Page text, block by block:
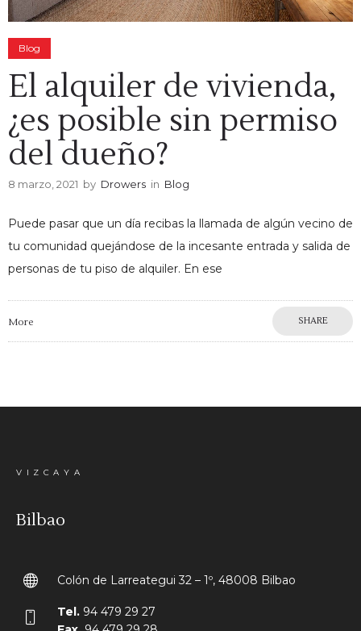
Blog
El alquiler de vivienda,
¿es posible sin permiso
del dueño?
8 marzo, 2021 by Drowers in Blog
Puede pasar que un día recibas la llamada de algún vecino de
tu comunidad quejándose de la incesante entrada y salida de
personas de tu piso de alquiler. En ese
More SHARE
VIZCAYA
Bilbao
Colón de Larreategui 32 – 1º, 48008 Bilbao
Tel. 94 479 29 27